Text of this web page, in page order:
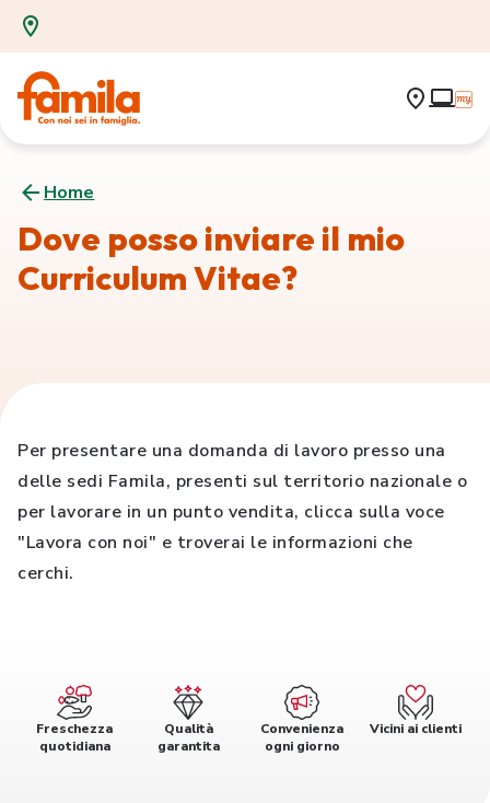
Home
Dove posso inviare il mio
Curriculum Vitae?
Per presentare una domanda di lavoro presso una
delle sedi Famila, presenti sul territorio nazionale o
per lavorare in un punto vendita, clicca sulla voce
"Lavora con noi" e troverai le informazioni che
cerchi.
Freschezza
quotidiana
Qualità
garantita
Convenienza
ogni giorno
Vicini ai clienti